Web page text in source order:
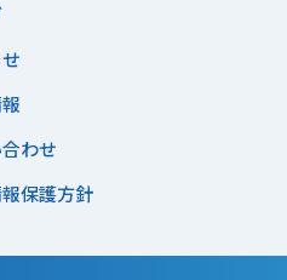
わせ
保護方針